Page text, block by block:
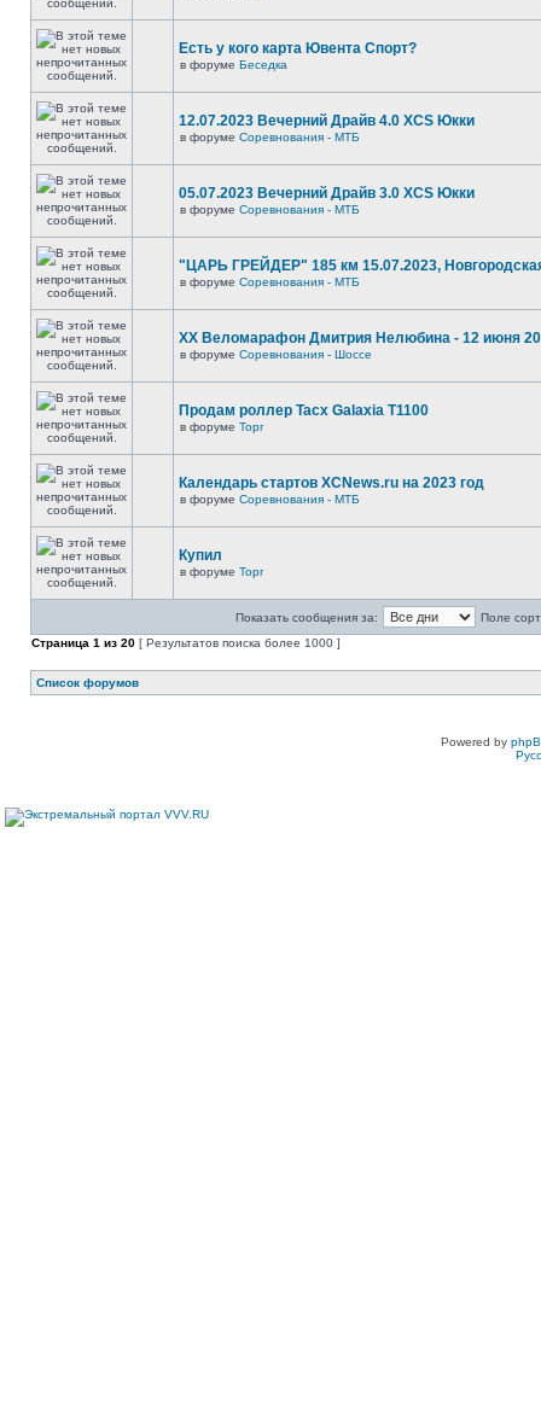
Есть у кого карта Ювента Спорт?
в форуме Беседка
12.07.2023 Вечерний Драйв 4.0 XCS Юкки
в форуме Соревнования - МТБ
05.07.2023 Вечерний Драйв 3.0 XCS Юкки
в форуме Соревнования - МТБ
"ЦАРЬ ГРЕЙДЕР" 185 км 15.07.2023,
в форуме Соревнования - МТБ
XX Веломарафон Дмитрия Нелюбина - 12 июня
в форуме Соревнования - Шоссе
Продам роллер Tacx Galaxia T1100
в форуме Торг
Календарь стартов XCNews.ru на 2023 год
в форуме Соревнования - МТБ
Купил
в форуме Торг
Показать сообщения за:
Поле
Страница 1 из 20 [ Результатов поиска более 1000 ]
Список форумов
Powered by